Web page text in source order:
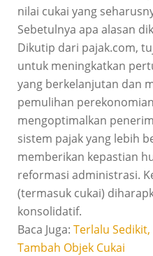
nilai cukai yang
Sebetulnya apa alasan
Dikutip dari pajak.com,
untuk meningkatkan
yang berkelanjutan dan
pemulihan
mengoptimalkan
sistem pajak yang lebih
memberikan kepastian
reformasi administrasi.
(termasuk cukai)
konsolidatif.
Baca Juga: Terlalu
Tambah Objek Cukai